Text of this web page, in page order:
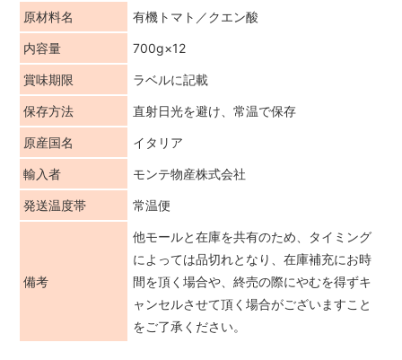
原材料名 有機トマト／クエン酸
内容量 700g×12
賞味期限 ラベルに記載
保存方法 直射日光を避け、常温で保存
原産国名 イタリア
輸入者 モンテ物産株式会社
発送温度帯 常温便
備考
他モールと在庫を共有のため、タイミング
によっては品切れとなり、在庫補充にお時
間を頂く場合や、終売の際にやむを得ずキ
ャンセルさせて頂く場合がございますこと
をご了承ください。